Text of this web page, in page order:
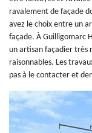
ravalement de façade
avez le choix entre un
façade. À Guilligomarc
un artisan façadier très
raisonnables. Les
pas à le contacter et